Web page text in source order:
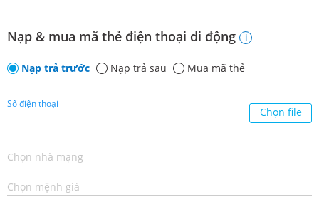
Nạp & mua mã thẻ điện thoại di động i
Nạp trả trước Nạp trả sau Mua mã thẻ
Số điện thoại
Chọn file
Chọn nhà mạng
Chọn mệnh giá